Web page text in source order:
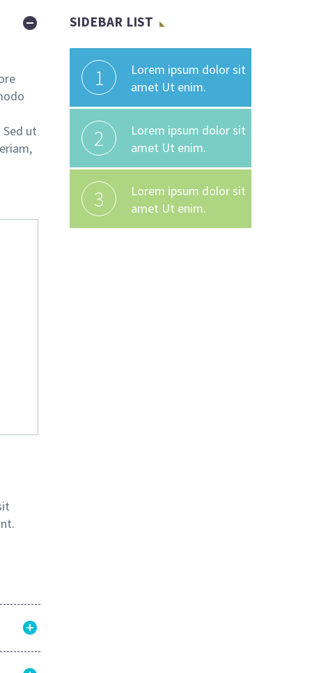
ut
SIDEBAR LIST
1
Lorem ipsum dolor sit
amet Ut enim.
2
Lorem ipsum dolor sit
amet Ut enim.
3
Lorem ipsum dolor sit
amet Ut enim.